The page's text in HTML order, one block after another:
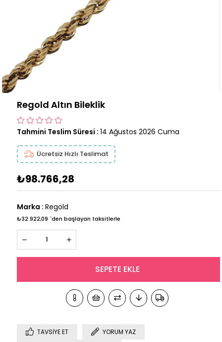
Regold Altın Bileklik
Tahmini Teslim Süresi : 14 Ağustos 2026 Cuma
Ücretsiz Hızlı Teslimat
₺98.766,28
Marka : Regold
₺32.922,09 `den başlayan taksitlerle
TAVSIYE ET
YORUM YAZ